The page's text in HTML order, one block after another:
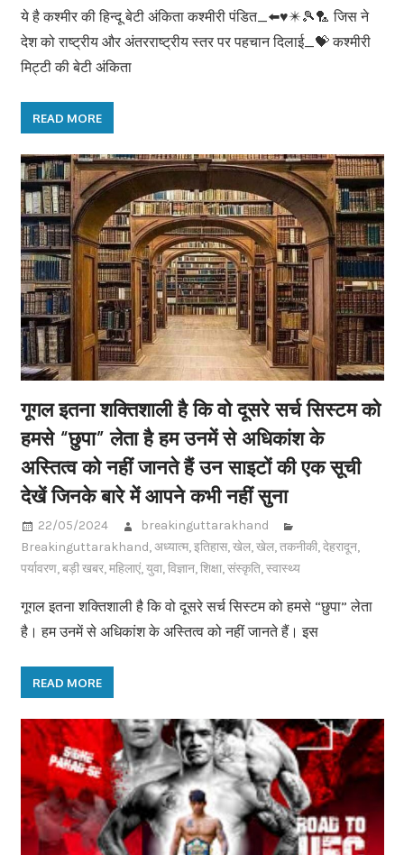
ये है कश्मीर की हिन्दू बेटी अंकिता कश्मीरी पंडित_⬅️♥️✴️🎾🏸 जिस ने
देश को राष्ट्रीय और अंतरराष्ट्रीय स्तर पर पहचान दिलाई_💝 कश्मीरी
मिट्टी की बेटी अंकिता
READ MORE
गूगल इतना शक्तिशाली है कि वो दूसरे सर्च सिस्टम को
हमसे “छुपा” लेता है हम उनमें से अधिकांश के
अस्तित्व को नहीं जानते हैं उन साइटों की एक सूची
देखें जिनके बारे में आपने कभी नहीं सुना
22/05/2024
breakinguttarakhand
Breakinguttarakhand,अध्यात्म,इतिहास,खेल,खेल,तकनीकी,देहरादून,
पर्यावरण,बड़ी खबर,महिलाएं,युवा,विज्ञान,शिक्षा,संस्कृति,स्वास्थ्य
गूगल इतना शक्तिशाली है कि वो दूसरे सर्च सिस्टम को हमसे “छुपा” लेता
है। हम उनमें से अधिकांश के अस्तित्व को नहीं जानते हैं। इस
READ MORE